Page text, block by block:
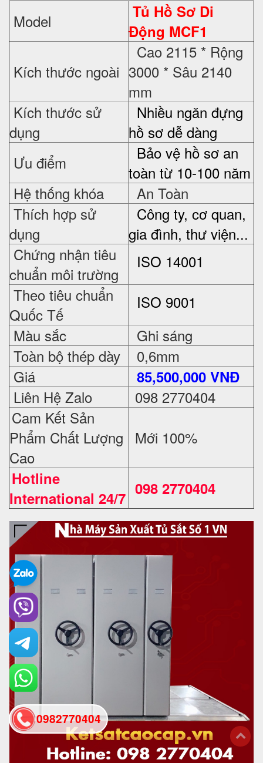
Model
Tủ Hồ Sơ Di
Động MCF1
Kích thước ngoài
Cao 2115 * Rộng
3000 * Sâu 2140
mm
Kích thước sử
dụng
Nhiều ngăn đựng
hồ sơ dễ dàng
Ưu điểm
Bảo vệ hồ sơ an
toàn từ 10-100 năm
Hệ thống khóa
An Toàn
Thích hợp sử
dụng
Công ty, cơ quan,
gia đình, thư viện...
Chứng nhận tiêu
chuẩn môi trường
ISO 14001
Theo tiêu chuẩn
Quốc Tế
ISO 9001
Màu sắc
Ghi sáng
Toàn bộ thép dày
0,6mm
Giá
85,500,000 VNĐ
Liên Hệ Zalo
098 2770404
Cam Kết Sản
Phẩm Chất Lượng
Cao
Mới 100%
Hotline
International 24/7 098 2770404
0982770404
back